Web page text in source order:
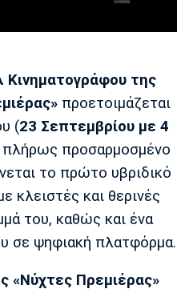
Ρεάλ
Ατλέτικο
Μαδρίτης
Κινηματογράφου της
προετοιμάζεται
(23 Σεπτεμβρίου με 4
πλήρως προσαρμοσμένο
το πρώτο υβριδικό
κλειστές και θερινές
του, καθώς και ένα
σε ψηφιακή πλατφόρμα.
«Νύχτες Πρεμιέρας»